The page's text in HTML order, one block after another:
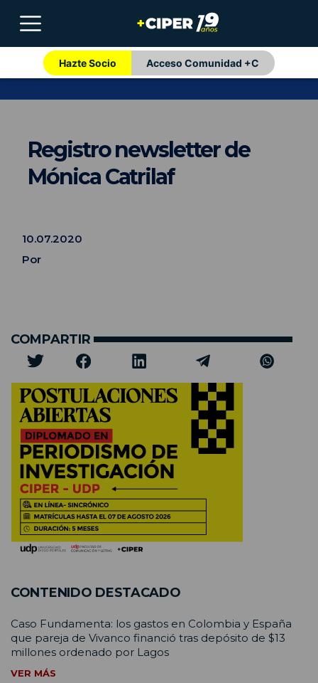
Hazte Socio Acceso Comunidad +C
Registro newsletter de
Mónica Catrilaf
10.07.2020
Por
COMPARTIR
CONTENIDO DESTACADO
Caso Fundamenta: los gastos en Colombia y España
que pareja de Vivanco financió tras depósito de $13
millones ordenado por Lagos
VER MÁS